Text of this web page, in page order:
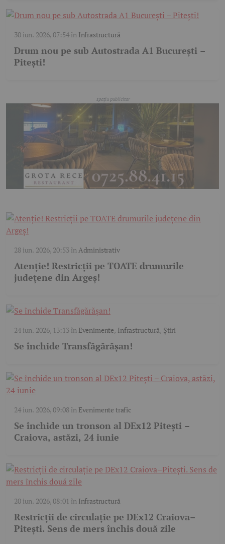
30 iun. 2026, 07:54în Infrastructură
Drum nou pe sub Autostrada A1 București –
Pitești!
28 iun. 2026, 20:53în Administrativ
Atenție! Restricții pe TOATE drumurile
județene din Argeș!
24 iun. 2026, 13:13în Evenimente, Infrastructură, Știri
Se închide Transfăgărășan!
24 iun. 2026, 09:08în Evenimente trafic
Se închide un tronson al DEx12 Pitești –
Craiova, astăzi, 24 iunie
20 iun. 2026, 08:01 în Infrastructură
Restricții de circulație pe DEx12 Craiova–
Pitești. Sens de mers închis două zile